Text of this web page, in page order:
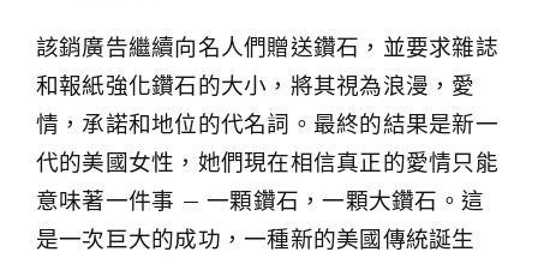
該銷廣告繼續向名人們贈送鑽石，並要求雜誌
和報紙強化鑽石的大小，將其視為浪漫，愛
情，承諾和地位的代名詞。最終的結果是新一
代的美國女性，她們現在相信真正的愛情只能
意味著一件事 – 一顆鑽石，一顆大鑽石。這
是一次巨大的成功，一種新的美國傳統誕生